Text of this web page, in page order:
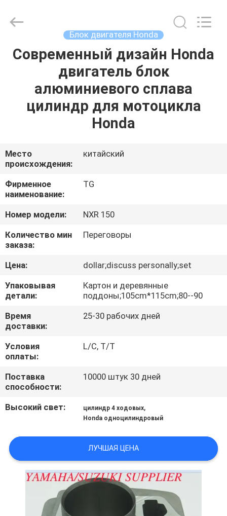
ДОМ
ПРОДУКТЫ
ПУТЕШЕСТВИЕ
ФАБРИКИ
ПРОВЕРКА
КАЧЕСТВА
СВЯЖИТЕСЬ
МЫ
НОВОСТИ
СПРОСИТЕ
КАРТА
PRIVACY
POLICY
Rights
Блок двигателя Honda
Современный дизайн Honda
двигатель блок
алюминиевого сплава
цилиндр для мотоцикла
Honda
Место
происхождения:
китайский
Фирменное
наименование:
TG
Номер модели:
NXR 150
Количество мин
заказа:
Переговоры
Цена:
dollar;discuss personally;set
Упаковывая
детали:
Картон и деревянные
поддоны;105cm*115cm;80--90
Время
доставки:
25-30 рабочих дней
Условия
оплаты:
L/C, T/T
Поставка
способности:
10000 штук 30 дней
Высокий свет: цилиндр 4 ходовых,
Honda одноцилиндровый
ЛУЧШАЯ ЦЕНА